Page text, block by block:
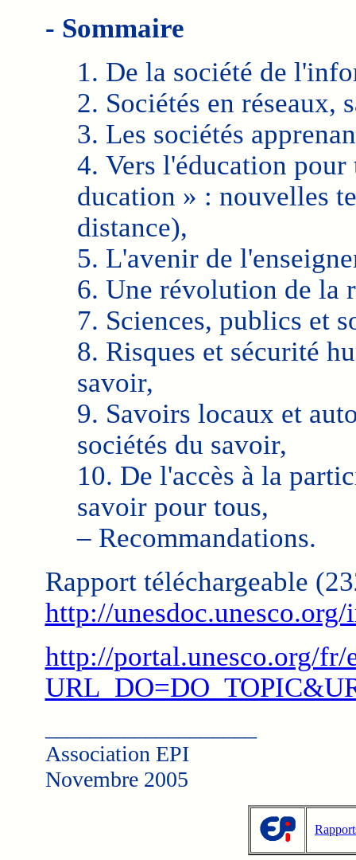
- Sommaire
1. De la société de
2. Sociétés en réseaux,
3. Les sociétés
4. Vers l'éducation
ducation » : nouvelles
distance),
5. L'avenir de
6. Une révolution de la
7. Sciences, publics et
8. Risques et sécurité
savoir,
9. Savoirs locaux et
sociétés du savoir,
10. De l'accès à la
savoir pour tous,
– Recommandations.
Rapport téléchargeable
http://
http://portal.unesco.org/
Association EPI
Novembre 2005